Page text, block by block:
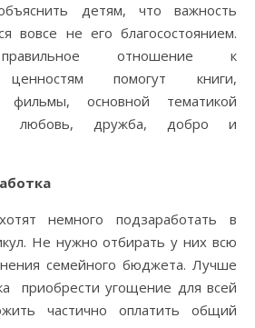
детям, что важность
вовсе не его благосостоянием.
отношение к
ценностям помогут книги,
фильмы, основной тематикой
любовь, дружба, добро и
немного подзаработать в
Не нужно отбирать у них всю
семейного бюджета. Лучше
приобрести угощение для всей
частично оплатить общий